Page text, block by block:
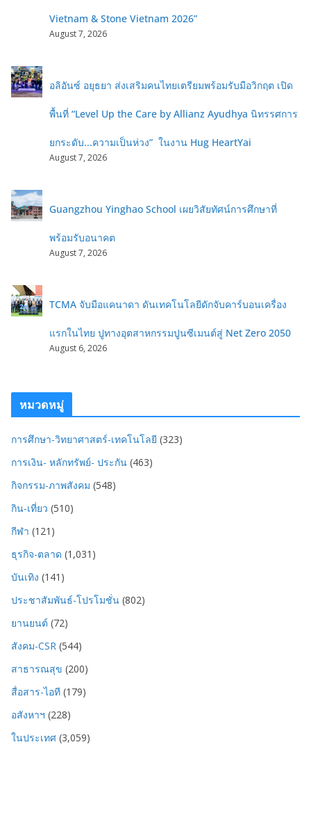
Vietnam & Stone Vietnam 2026”
August 7, 2026
อลิอันซ์ อยุธยา ส่งเสริมคนไทยเตรียมพร้อมรับมือวิกฤต เปิด
พื้นที่ “Level Up the Care by Allianz Ayudhya นิทรรศการ
ยกระดับ...ความเป็นห่วง” ในงาน Hug HeartYai
August 7, 2026
Guangzhou Yinghao School เผยวิสัยทัศน์การศึกษาที่
พร้อมรับอนาคต
August 7, 2026
TCMA จับมือแคนาดา ดันเทคโนโลยีดักจับคาร์บอนเครื่อง
แรกในไทย ปูทางอุตสาหกรรมปูนซีเมนต์สู่ Net Zero 2050
August 6, 2026
หมวดหมู่
การศึกษา-วิทยาศาสตร์-เทคโนโลยี (323)
การเงิน- หลักทรัพย์- ประกัน (463)
กิจกรรม-ภาพสังคม (548)
กิน-เที่ยว (510)
กีฬา (121)
ธุรกิจ-ตลาด (1,031)
บันเทิง (141)
ประชาสัมพันธ์-โปรโมชั่น (802)
ยานยนต์ (72)
สังคม-CSR (544)
สาธารณสุข (200)
สื่อสาร-ไอที (179)
อสังหาฯ (228)
ในประเทศ (3,059)